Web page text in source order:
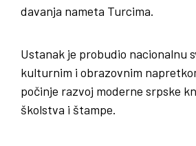
davanja nameta Turcima.
Ustanak je probudio nacionalnu
kulturnim i obrazovnim
počinje razvoj moderne srpske
školstva i štampe.